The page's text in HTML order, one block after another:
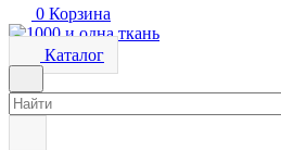
0 Корзина
Каталог